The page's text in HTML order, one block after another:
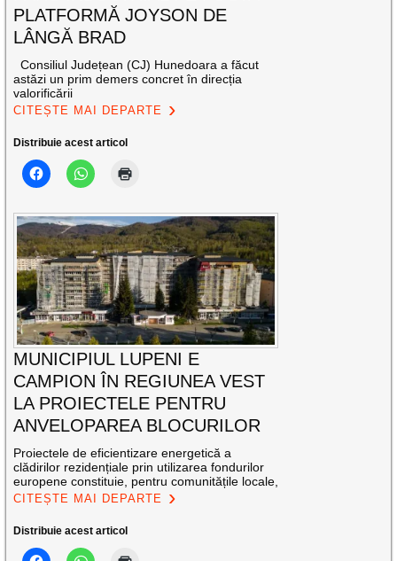
PLATFORMĂ JOYSON DE
LÂNGĂ BRAD
Consiliul Județean (CJ) Hunedoara a făcut
astăzi un prim demers concret în direcția
valorificării
CITEȘTE MAI DEPARTE
Distribuie acest articol
MUNICIPIUL LUPENI E
CAMPION ÎN REGIUNEA VEST
LA PROIECTELE PENTRU
ANVELOPAREA BLOCURILOR
Proiectele de eficientizare energetică a
clădirilor rezidențiale prin utilizarea fondurilor
europene constituie, pentru comunitățile locale,
CITEȘTE MAI DEPARTE
Distribuie acest articol